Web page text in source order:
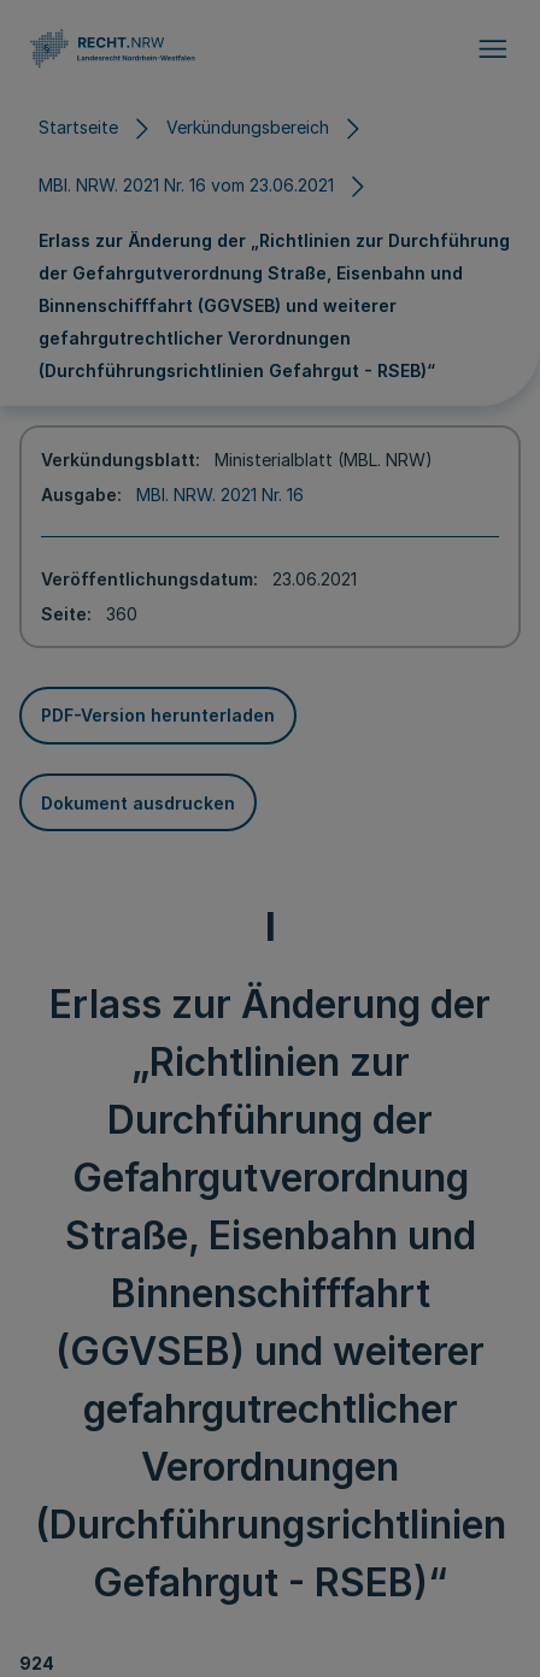
Startseite Verkündungsbereich
MBl. NRW. 2021 Nr. 16 vom 23.06.2021
Erlass zur Änderung der „Richtlinien zur Durchführung
der Gefahrgutverordnung Straße, Eisenbahn und
Binnenschifffahrt (GGVSEB) und weiterer
gefahrgutrechtlicher Verordnungen
(Durchführungsrichtlinien Gefahrgut - RSEB)“
Verkündungsblatt
Ministerialblatt (MBL. NRW)
Ausgabe
MBl. NRW. 2021 Nr. 16
Veröffentlichungsdatum
23.06.2021
Seite
360
PDF-Version herunterladen
Dokument ausdrucken
I
Erlass zur Änderung der
„Richtlinien zur
Durchführung der
Gefahrgutverordnung
Straße, Eisenbahn und
Binnenschifffahrt
(GGVSEB) und weiterer
gefahrgutrechtlicher
Verordnungen
(Durchführungsrichtlinien
Gefahrgut - RSEB)“
924